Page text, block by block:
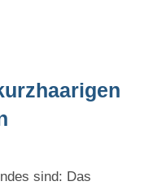
sind: Das